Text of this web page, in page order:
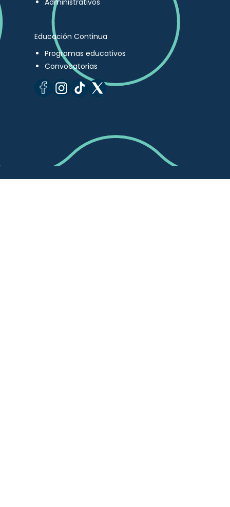
Administrativos
Educación Continua
Programas educativos
Convocatorias